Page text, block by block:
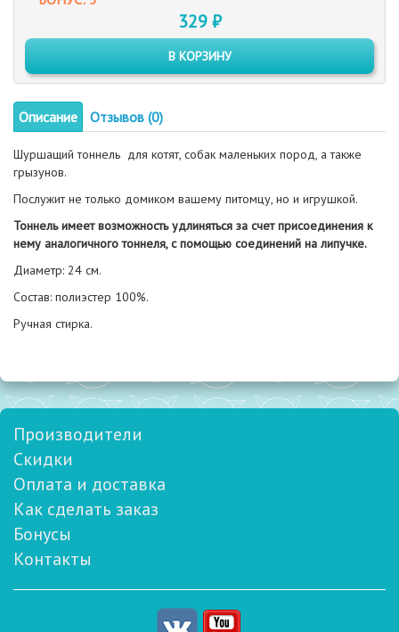
329 ₽
В КОРЗИНУ
Описание Отзывов (0)
Шуршащий тоннель для котят, собак маленьких пород, а также
грызунов.
Послужит не только домиком вашему питомцу, но и игрушкой.
Тоннель имеет возможность удлиняться за счет присоединения к
нему аналогичного тоннеля, с помощью соединений на липучке.
Диаметр: 24 см.
Состав: полиэстер 100%.
Ручная стирка.
Производители
Скидки
Оплата и доставка
Как сделать заказ
Бонусы
Контакты